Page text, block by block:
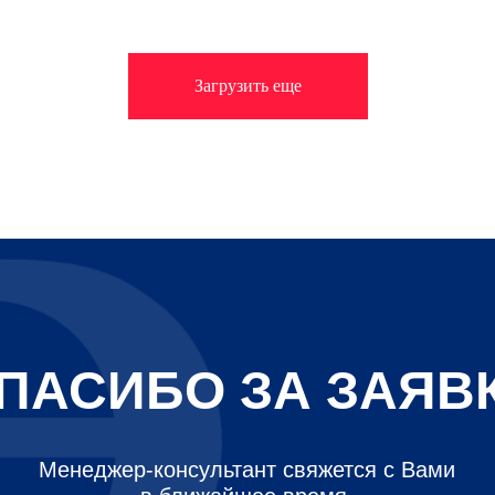
Загрузить еще
Менеджер-консультант свяжется с Вами
ЗА